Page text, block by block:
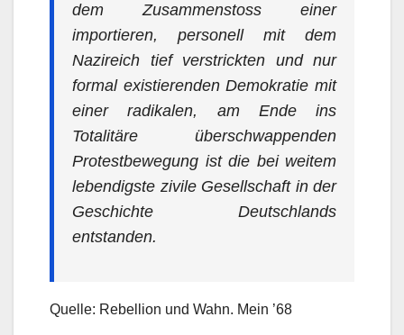
dem Zusammenstoss einer
importieren, personell mit dem
Nazireich tief verstrickten und nur
formal existierenden Demokratie mit
einer radikalen, am Ende ins
Totalitäre überschwappenden
Protestbewegung ist die bei weitem
lebendigste zivile Gesellschaft in der
Geschichte Deutschlands
entstanden.
Quelle: Rebellion und Wahn. Mein ’68